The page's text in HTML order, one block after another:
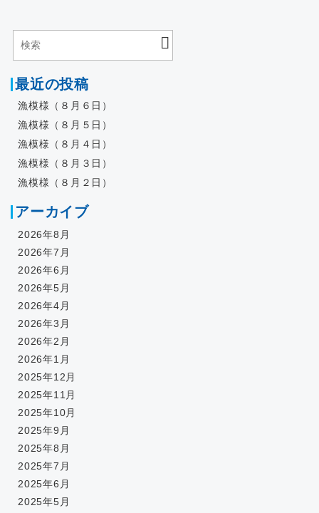
最近の投稿
漁模様（８月６日）
漁模様（８月５日）
漁模様（８月４日）
漁模様（８月３日）
漁模様（８月２日）
アーカイブ
2026年8月
2026年7月
2026年6月
2026年5月
2026年4月
2026年3月
2026年2月
2026年1月
2025年12月
2025年11月
2025年10月
2025年9月
2025年8月
2025年7月
2025年6月
2025年5月